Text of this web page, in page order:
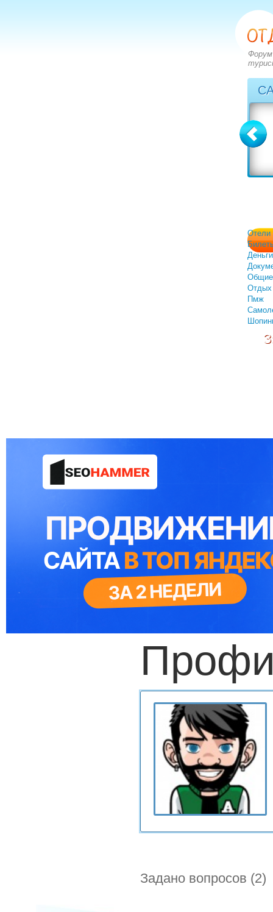
вопросов: 2828
Отели
Деньги
Общие
Отдых
Пмж
Задано вопросов (2)